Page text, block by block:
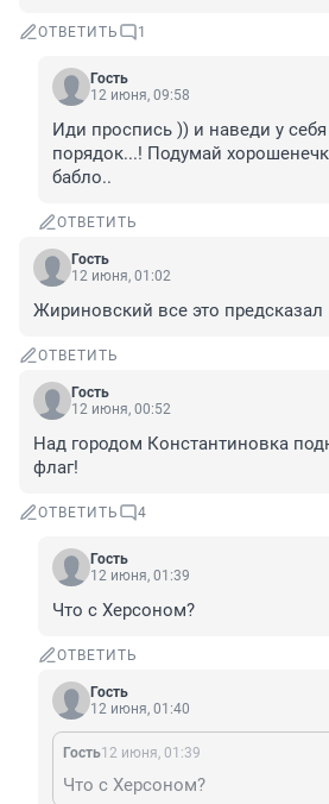
ОТВЕТИТЬ 1
Гость
12 июня, 09:58
Иди проспись )) и наведи у
порядок...! Подумай
бабло..
ОТВЕТИТЬ
Гость
12 июня, 01:02
Жириновский все это предсказал
ОТВЕТИТЬ
Гость
12 июня, 00:52
Над городом Константиновка
флаг!
ОТВЕТИТЬ 4
Гость
12 июня, 01:39
Что с Херсоном?
ОТВЕТИТЬ
Гость
12 июня, 01:40
Гость12 июня, 01:39
Что с Херсоном?